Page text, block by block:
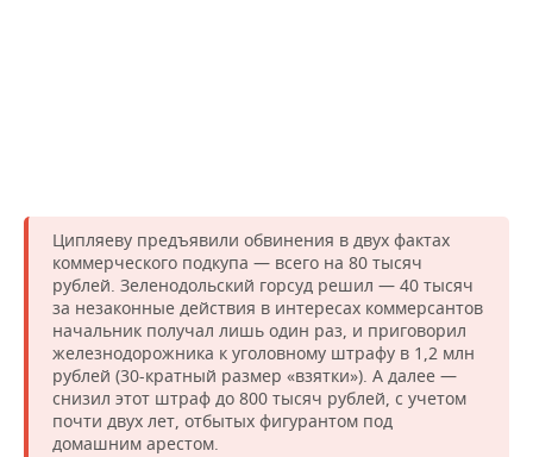
Ципляеву предъявили обвинения в двух фактах
коммерческого подкупа — всего на 80 тысяч
рублей. Зеленодольский горсуд решил — 40 тысяч
за незаконные действия в интересах коммерсантов
начальник получал лишь один раз, и приговорил
железнодорожника к уголовному штрафу в 1,2 млн
рублей (30-кратный размер «взятки»). А далее —
снизил этот штраф до 800 тысяч рублей, с учетом
почти двух лет, отбытых фигурантом под
домашним арестом.